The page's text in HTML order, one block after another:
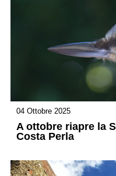
04 Ottobre 2025
A ottobre riapre la
Costa Perla